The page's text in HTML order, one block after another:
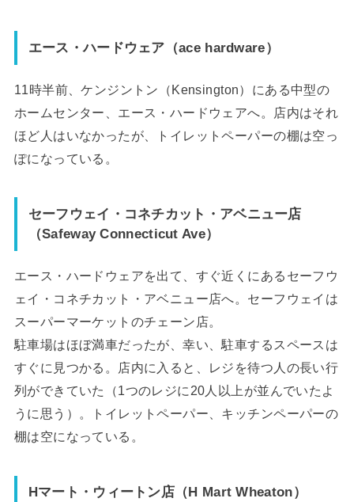
エース・ハードウェア（ace hardware）
11時半前、ケンジントン（Kensington）にある中型の
ホームセンター、エース・ハードウェアへ。店内はそれ
ほど人はいなかったが、トイレットペーパーの棚は空っ
ぽになっている。
セーフウェイ・コネチカット・アベニュー店
（Safeway Connecticut Ave）
エース・ハードウェアを出て、すぐ近くにあるセーフウ
ェイ・コネチカット・アベニュー店へ。セーフウェイは
スーパーマーケットのチェーン店。
駐車場はほぼ満車だったが、幸い、駐車するスペースは
すぐに見つかる。店内に入ると、レジを待つ人の長い行
列ができていた（1つのレジに20人以上が並んでいたよ
うに思う）。トイレットペーパー、キッチンペーパーの
棚は空になっている。
Hマート・ウィートン店（H Mart Wheaton）